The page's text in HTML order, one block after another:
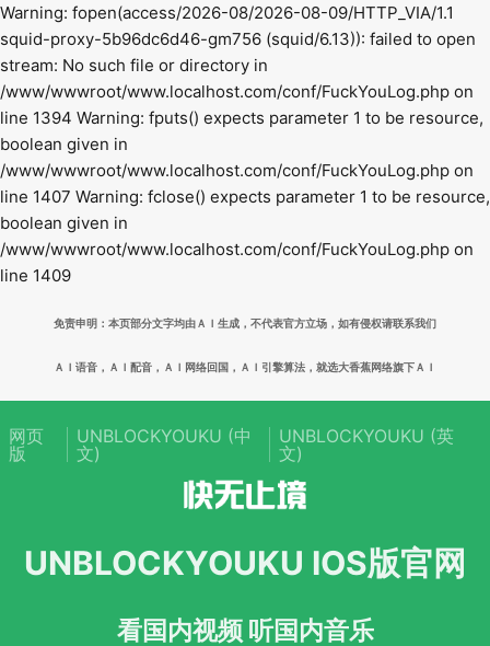
Warning: fopen(access/2026-08/2026-08-09/HTTP_VIA/1.1
squid-proxy-5b96dc6d46-gm756 (squid/6.13)): failed to open
stream: No such file or directory in
/www/wwwroot/www.localhost.com/conf/FuckYouLog.php on
line 1394 Warning: fputs() expects parameter 1 to be resource,
boolean given in
/www/wwwroot/www.localhost.com/conf/FuckYouLog.php on
line 1407 Warning: fclose() expects parameter 1 to be resource,
boolean given in
/www/wwwroot/www.localhost.com/conf/FuckYouLog.php on
line 1409
免责申明：本页部分文字均由ＡＩ生成，不代表官方立场，如有侵权请联系我们
ＡＩ语音，ＡＩ配音，ＡＩ网络回国，ＡＩ引擎算法，就选大香蕉网络旗下ＡＩ
UNBLOCKYOUKU IOS版官网
看国内视频 听国内音乐
网页
版
UNBLOCKYOUKU (中
文)
UNBLOCKYOUKU (英
文)